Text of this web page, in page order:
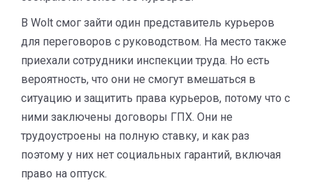
В Wolt смог зайти один представитель курьеров
для переговоров с руководством. На место также
приехали сотрудники инспекции труда. Но есть
вероятность, что они не смогут вмешаться в
ситуацию и защитить права курьеров, потому что с
ними заключены договоры ГПХ. Они не
трудоустроены на полную ставку, и как раз
поэтому у них нет социальных гарантий, включая
право на оптуск.